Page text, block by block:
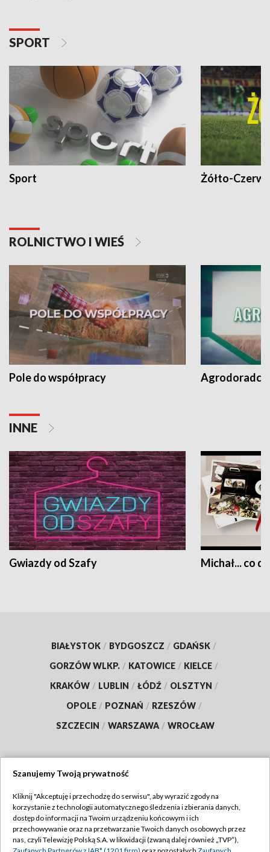
SPORT
Sport Żółto-
ROLNICTWO I WIEŚ
Pole do współpracy Agrodoradcy
INNE
Gwiazdy od Szafy Michał... co
BIAŁYSTOK / BYDGOSZCZ / GDAŃSK /
GORZÓW WLKP. / KATOWICE / KIELCE /
KRAKÓW / LUBLIN / ŁÓDŹ / OLSZTYN /
OPOLE / POZNAŃ / RZESZÓW /
SZCZECIN / WARSZAWA / WROCŁAW
TVP
Abonament TVP
Emisja w TVP
Regulamin TVP
Szanujemy Twoją prywatność
Kliknij "Akceptuję i przechodzę do serwisu", aby wyrazić zgody na
korzystanie z technologii automatycznego śledzenia i zbierania danych,
dostęp do informacji na Twoim urządzeniu końcowym i ich
przechowywanie oraz na przetwarzanie Twoich danych osobowych przez
nas, czyli Telewizję Polską S.A. w likwidacji (zwaną dalej również „TVP”),